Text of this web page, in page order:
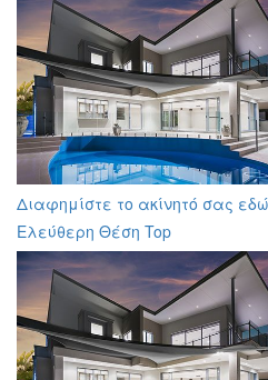
Διαφημίστε το ακίνητό σας εδώ
Ελεύθερη Θέση Top